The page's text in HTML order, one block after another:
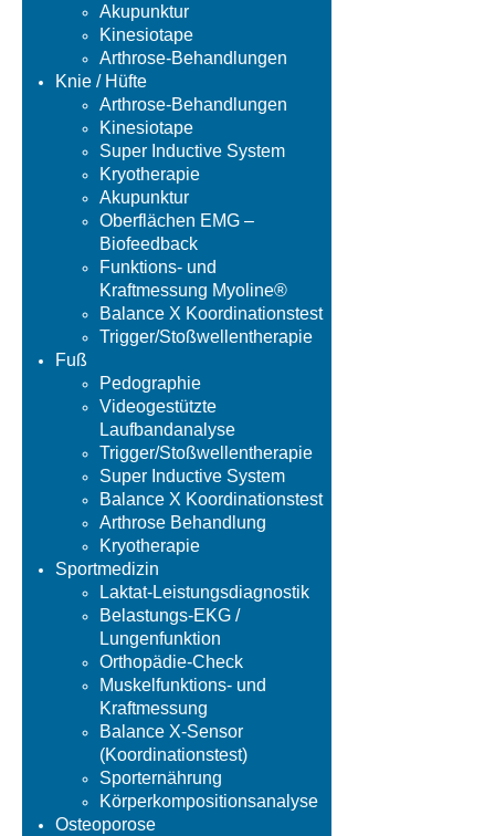
Akupunktur
Kinesiotape
Arthrose-Behandlungen
Knie / Hüfte
Arthrose-Behandlungen
Kinesiotape
Super Inductive System
Kryotherapie
Akupunktur
Oberflächen EMG –
Biofeedback
Funktions- und
Kraftmessung Myoline®
Balance X Koordinationstest
Trigger/Stoßwellentherapie
Fuß
Pedographie
Videogestützte
Laufbandanalyse
Trigger/Stoßwellentherapie
Super Inductive System
Balance X Koordinationstest
Arthrose Behandlung
Kryotherapie
Sportmedizin
Laktat-Leistungsdiagnostik
Belastungs-EKG /
Lungenfunktion
Orthopädie-Check
Muskelfunktions- und
Kraftmessung
Balance X-Sensor
(Koordinationstest)
Sporternährung
Körperkompositionsanalyse
Osteoporose